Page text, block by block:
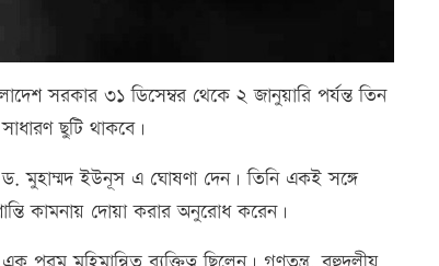
সরকার ৩১ ডিসেম্বর থেকে ২ জানুয়ারি পর্যন্ত তিন
ছুটি থাকবে।
ড. মুহাম্মদ ইউনূস এ ঘোষণা দেন। তিনি একই সঙ্গে
কামনায় দোয়া করার অনুরোধ করেন।